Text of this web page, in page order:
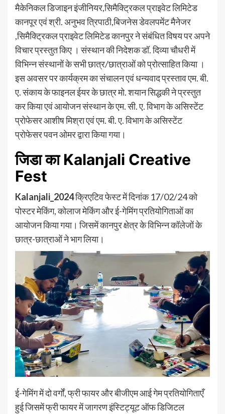
मैकेनिकल डिजाइन इंजीनियर,सिमैक्ट्रिकल प्राइवेट लिमिटेड
कानपूर एवं श्री. अनुभव त्रिपाठी,बिजनेस डेवलपमेंट मैनेजर
,सिमैक्ट्रिकल प्राइवेट लिमिटेड कानपुर ने संबंधित विषय पर अपने
विचार प्रस्तुत किए । संस्थान की निदेशक डॉ. दिव्या चौधरी में
विभिन्न संस्थानों के सभी छात्र/छात्राओं को प्रोत्साहित किया ।
इस अवसर पर कार्यक्रम का संचालन एवं धन्यवाद प्रस्ताव एम. बी.
ए. संकाय के फाइनल ईयर के छात्र मो. शयान सिद्धकी ने प्रस्तुत
कर किया एवं आयोजन संस्थान के एम. सी. ए. विभाग के असिस्टेंट
प्रोफेसर आशीष मिश्रा एवं एम. बी. ए. विभाग के असिस्टेंट
प्रोफेसर पवन ओमर द्वारा किया गया।
जिडा का Kalanjali Creative
Fest
Kalanjali_2024क्रिएटिव फेस्ट में दिनांक 17/02/24 को
पोस्टर मेकिंग, कोलाज मेकिंग और ई-गेमिंग प्रतियोगिताओं का
आयोजन किया गया। जिसमें कानपुर क्षेत्र के विभिन्न कॉलेजों के
छात्र-छात्राओं ने भाग लिया।
ई-गेमिंग में दो वर्गों, फ्री फायर और बीजीएम आई गेम प्रतियोगिताएँ
हुई जिसमें फ्री फायर में जागरण इंस्टिट्यूट ऑफ डिजिटल